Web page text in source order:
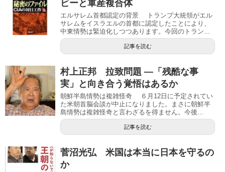
ビーと軍産複合体
エルサレム首都認定の背景 トランプ大統領がエル
サレムをイスラエルの首都に認定したことにより、
中東情勢は緊迫化しつつあります。今回のトラン...
記事を読む
村上正邦 拉致問題 ―「残酷な事
実」と向き合う覚悟はあるか
朝鮮半島情勢は複雑怪奇 ６月12日に予定されてい
た米朝首脳会談が中止になりました。まさに朝鮮半
島情勢は複雑怪奇と言わざるを得ません。今後...
記事を読む
菅沼光弘 米国は本当に日本を守るの
か